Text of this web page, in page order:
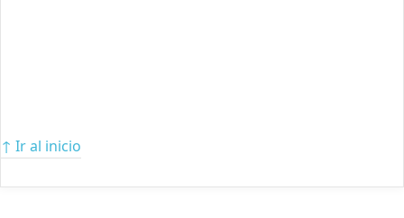
↑ Ir al inicio